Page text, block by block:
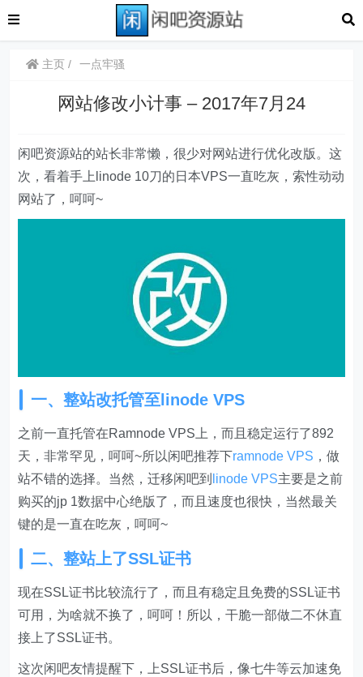
主页 一点牢骚
网站修改小计事 – 2017年7月24
闲吧资源站的站长非常懒，很少对网站进行优化改版。这
次，看着手上linode 10刀的日本VPS一直吃灰，索性动动
网站了，呵呵~
一、整站改托管至linode VPS
之前一直托管在Ramnode VPS上，而且稳定运行了892
天，非常罕见，呵呵~所以闲吧推荐下ramnode VPS ，做
站不错的选择。当然，迁移闲吧到 linode VPS主要是之前
购买的jp 1数据中心绝版了，而且速度也很快，当然最关
键的是一直在吃灰，呵呵~
二、整站上了SSL证书
现在SSL证书比较流行了，而且有稳定且免费的SSL证书
可用，为啥就不换了，呵呵！所以，干脆一部做二不休直
接上了SSL证书。
这次闲吧友情提醒下，上SSL证书后，像七牛等云加速免